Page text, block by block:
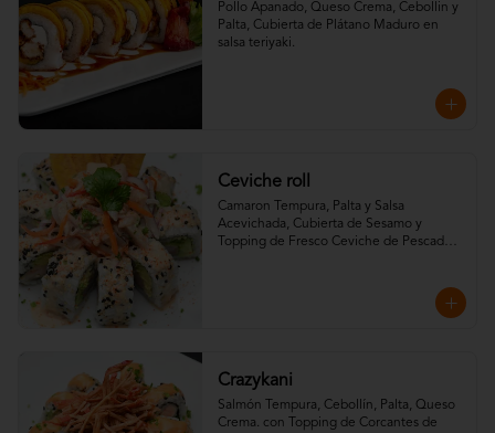
Pollo Apanado, Queso Crema, Cebollin y
Palta, Cubierta de Plátano Maduro en
salsa teriyaki.
Ceviche roll
Camaron Tempura, Palta y Salsa
Acevichada, Cubierta de Sesamo y
Topping de Fresco Ceviche de Pescado
Crazykani
Salmón Tempura, Cebollín, Palta, Queso
Crema. con Topping de Corcantes de